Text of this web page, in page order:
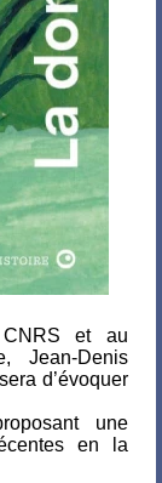
CNRS et au
Jean-Denis
d’évoquer
une
en la